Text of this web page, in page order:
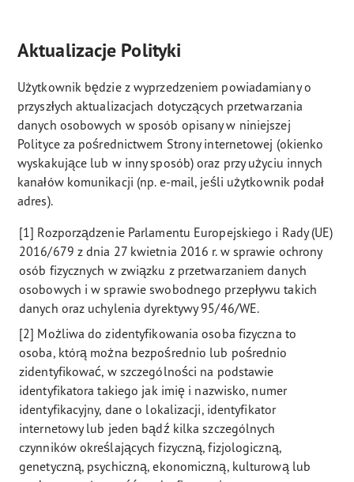
Aktualizacje Polityki
Użytkownik będzie z wyprzedzeniem powiadamiany o
przyszłych aktualizacjach dotyczących przetwarzania
danych osobowych w sposób opisany w niniejszej
Polityce za pośrednictwem Strony internetowej (okienko
wyskakujące lub w inny sposób) oraz przy użyciu innych
kanałów komunikacji (np. e-mail, jeśli użytkownik podał
adres).
[1] Rozporządzenie Parlamentu Europejskiego i Rady (UE)
2016/679 z dnia 27 kwietnia 2016 r. w sprawie ochrony
osób fizycznych w związku z przetwarzaniem danych
osobowych i w sprawie swobodnego przepływu takich
danych oraz uchylenia dyrektywy 95/46/WE.
[2] Możliwa do zidentyfikowania osoba fizyczna to
osoba, którą można bezpośrednio lub pośrednio
zidentyfikować, w szczególności na podstawie
identyfikatora takiego jak imię i nazwisko, numer
identyfikacyjny, dane o lokalizacji, identyfikator
internetowy lub jeden bądź kilka szczególnych
czynników określających fizyczną, fizjologiczną,
genetyczną, psychiczną, ekonomiczną, kulturową lub